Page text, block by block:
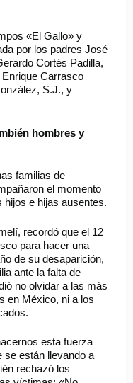
«El Gallo» y
por los padres José
Cortés Padilla,
Carrasco
S.J., y
hombres y
familias de
el momento
e hijas ausentes.
recordó que el 12
para hacer una
de su desaparición,
ante la falta de
no olvidar a las más
en México, ni a los
esta fuerza
se están llevando a
rechazó los